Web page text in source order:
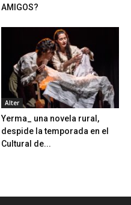
AMIGOS?
Alter
Yerma_ una novela rural,
despide la temporada en el
Cultural de...